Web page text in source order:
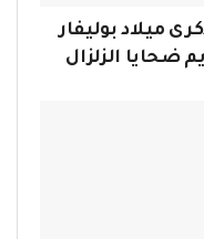
ميلاد بوليفار
ضحايا الزلزال